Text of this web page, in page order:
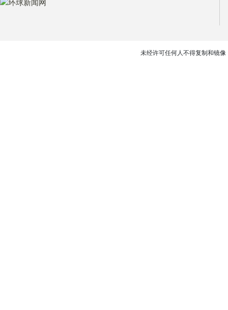
未经许可任何人不得复制和镜